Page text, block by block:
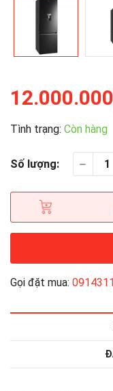
Tình trạng: Còn hàng
Số lượng:
Gọi đặt mua: